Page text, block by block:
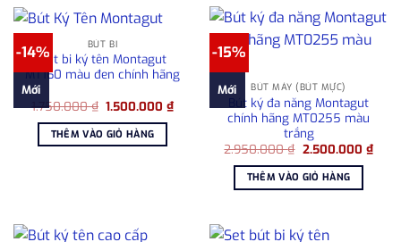
-14%
Mới
BÚT BI
Bút bi ký tên Montagut
MT160 màu đen chính hãng
1.750.000₫ Giá
là:
1.750.000 ₫.
1.500.000₫Giá
hiện
1.500.000 ₫.
THÊM VÀO GIỎ HÀNG
-15%
Mới BÚT MÁY (BÚT MỰC)
Bút ký đa năng Montagut
chính hãng MT0255 màu
trắng
2.950.000₫ Giá
là:
2.950.000 ₫.
2.500.000 ₫Giá
THÊM VÀO GIỎ HÀNG